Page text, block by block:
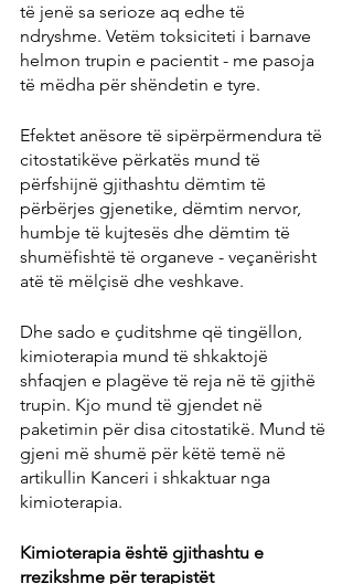
të jenë sa serioze aq edhe të
ndryshme. Vetëm toksiciteti i barnave
helmon trupin e pacientit - me pasoja
të mëdha për shëndetin e tyre.
Efektet anësore të sipërpërmendura të
citostatikëve përkatës mund të
përfshijnë gjithashtu dëmtim të
përbërjes gjenetike, dëmtim nervor,
humbje të kujtesës dhe dëmtim të
shumëfishtë të organeve - veçanërisht
atë të mëlçisë dhe veshkave.
Dhe sado e çuditshme që tingëllon,
kimioterapia mund të shkaktojë
shfaqjen e plagëve të reja në të gjithë
trupin. Kjo mund të gjendet në
paketimin për disa citostatikë. Mund të
gjeni më shumë për këtë temë në
artikullin Kanceri i shkaktuar nga
kimioterapia.
Kimioterapia është gjithashtu e
rrezikshme për terapistët